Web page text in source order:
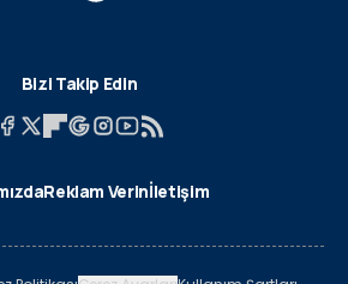
Bizi Takip Edin
Reklam Verinİletişim